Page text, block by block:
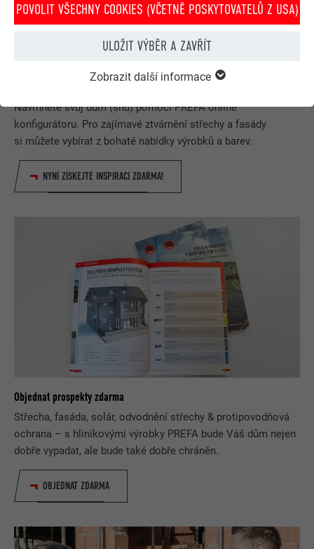
POVOLIT VŠECHNY COOKIES (VČETNĚ POSKYTOVATELŮ Z USA)
ULOŽIT VÝBĚR A ZAVŘÍT
Zobrazit další informace
Navrhněte svůj dům (snů) pomocí PREFA online
konfigurátoru. Pro zajímavé ztvárnění střechy a fasády
si můžete vybírat z bohaté nabídky výrobků a barev.
NYNÍ ZÍSKEJTE INSPIRACI ZDARMA!
Objednat prospekty zdarma
Střecha, fasáda, solár, odvodnění střechy & protipovodňová
ochrana – s hliníkovými výrobky PREFA bude Váš dům nejen
dobře vypadat, ale bude také dobře chráněn.
OBJEDNAT ZDARMA